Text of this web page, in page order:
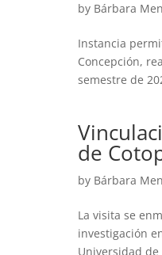
by Bárbara
Instancia
Concepción,
semestre de
de
by Bárbara
La visita se
investigación
Universidad